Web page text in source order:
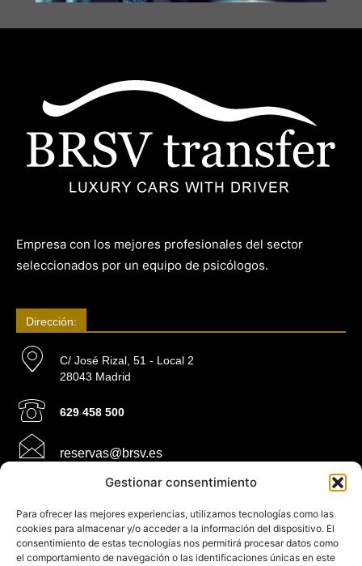
Gestionar consentimiento
Para ofrecer las mejores experiencias, utilizamos tecnologías como las
cookies para almacenar y/o acceder a la información del dispositivo. El
consentimiento de estas tecnologías nos permitirá procesar datos como
el comportamiento de navegación o las identificaciones únicas en este
Empresa con los mejores profesionales del sector
seleccionados por un equipo de psicólogos.
Dirección:
C/ José Rizal, 51 - Local 2
28043 Madrid
629 458 500
reservas@brsv.es
Información:
Ley de cookies